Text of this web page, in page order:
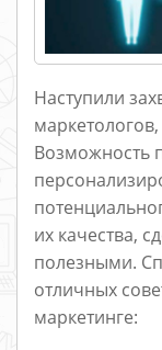
Наступили
Возможность
их качества,
полезными.
отличных
маркетинге: